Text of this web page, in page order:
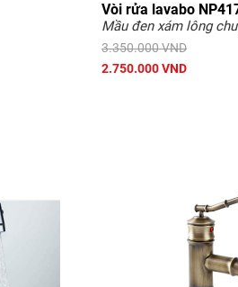
Vòi rửa lavabo
Mầu đen xám lông
3.350.000 VND
2.750.000 VND